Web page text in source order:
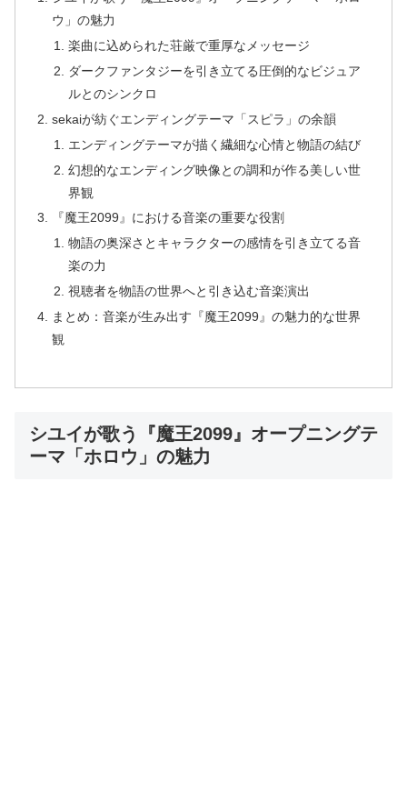
ウ」の魅力
楽曲に込められた荘厳で重厚なメッセージ
ダークファンタジーを引き立てる圧倒的なビジュア
ルとのシンクロ
sekaiが紡ぐエンディングテーマ「スピラ」の余韻
エンディングテーマが描く繊細な心情と物語の結び
幻想的なエンディング映像との調和が作る美しい世
界観
『魔王2099』における音楽の重要な役割
物語の奥深さとキャラクターの感情を引き立てる音
楽の力
視聴者を物語の世界へと引き込む音楽演出
まとめ：音楽が生み出す『魔王2099』の魅力的な世界
観
シユイが歌う『魔王2099』オープニングテ
ーマ「ホロウ」の魅力